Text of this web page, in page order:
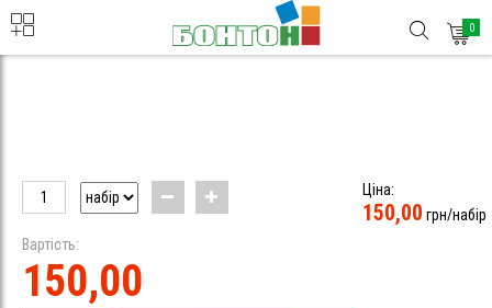
0
Ціна:
150,00 грн/набір
Вартість:
150,00